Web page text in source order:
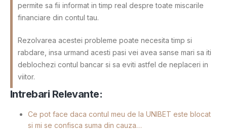
permite sa fii informat in timp real despre toate miscarile
financiare din contul tau.
Rezolvarea acestei probleme poate necesita timp si
rabdare, insa urmand acesti pasi vei avea sanse mari sa iti
deblochezi contul bancar si sa eviti astfel de neplaceri in
viitor.
Intrebari Relevante:
Ce pot face daca contul meu de la UNIBET este blocat
si mi se confisca suma din cauza…